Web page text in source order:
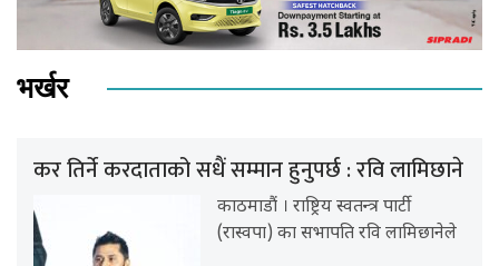
भर्खर
कर तिर्ने करदाताको सधैं सम्मान हुनुपर्छ : रवि लामिछाने
काठमाडौं । राष्ट्रिय स्वतन्त्र पार्टी
(रास्वपा) का सभापति रवि लामिछानेले